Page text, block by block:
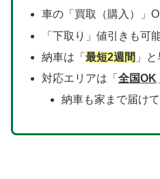
車の「買取（購入）」
「下取り」値引きも可
納車は「 最短2週間 」と
対応エリアは「 全国OK
納車も家まで届けて